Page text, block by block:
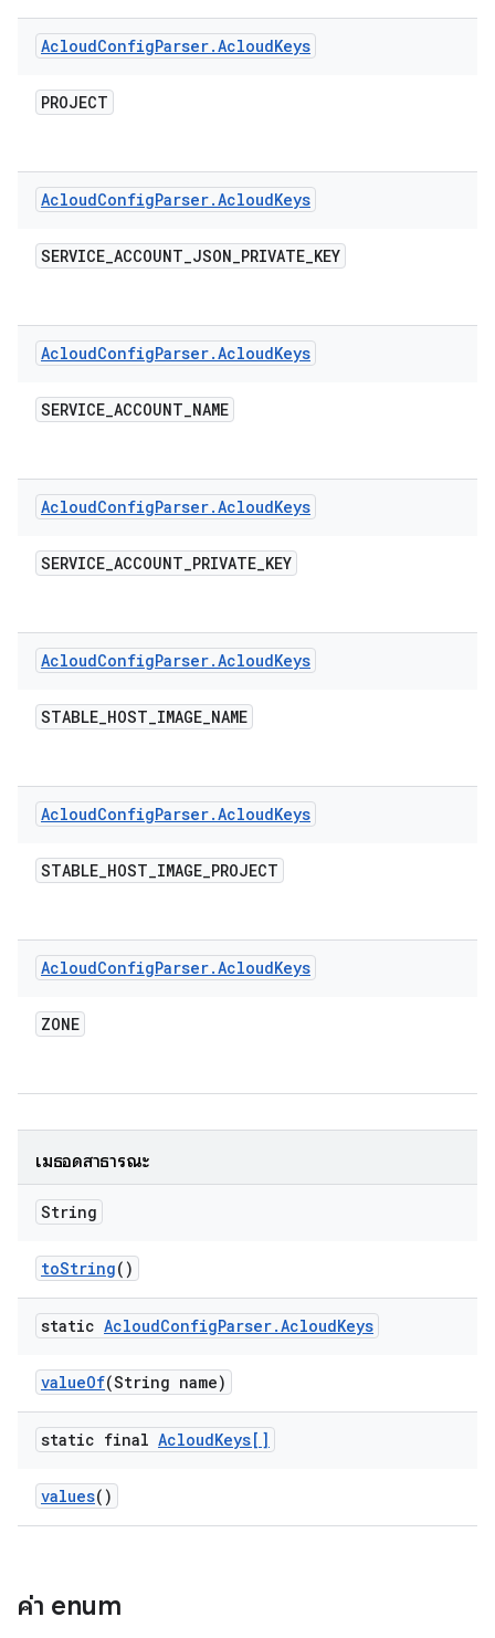
AcloudConfigParser.AcloudKeys
PROJECT
AcloudConfigParser.AcloudKeys
SERVICE_ACCOUNT_JSON_PRIVATE_KEY
AcloudConfigParser.AcloudKeys
SERVICE_ACCOUNT_NAME
AcloudConfigParser.AcloudKeys
SERVICE_ACCOUNT_PRIVATE_KEY
AcloudConfigParser.AcloudKeys
STABLE_HOST_IMAGE_NAME
AcloudConfigParser.AcloudKeys
STABLE_HOST_IMAGE_PROJECT
AcloudConfigParser.AcloudKeys
ZONE
เมธอดสาธารณะ
String
toString()
static AcloudConfigParser.AcloudKeys
valueOf(String name)
static final AcloudKeys[]
values()
ค่า enum